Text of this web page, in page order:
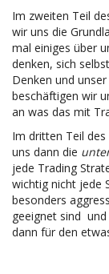
Im zweiten Teil
wir uns die
mal einiges über
denken, sich
Denken und
beschäftigen wir
an was das mit
Im dritten Teil des
uns dann die
jede Trading
wichtig nicht jede
besonders
geeignet sind
dann für den